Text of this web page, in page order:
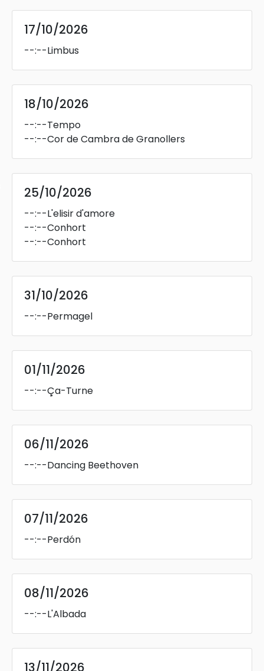
17/10/2026
--:--Limbus
18/10/2026
--:--Tempo
--:--Cor de Cambra de Granollers
25/10/2026
--:--L'elisir d'amore
--:--Conhort
--:--Conhort
31/10/2026
--:--Permagel
01/11/2026
--:--Ça-Turne
06/11/2026
--:--Dancing Beethoven
07/11/2026
--:--Perdón
08/11/2026
--:--L'Albada
13/11/2026